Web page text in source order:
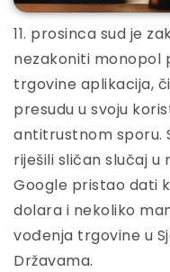
11. prosinca sud je
nezakoniti monopol
trgovine aplikacija,
presudu u svoju
antitrustnom sporu.
riješili sličan slučaj u
Google pristao dati
dolara i nekoliko
vođenja trgovine u
Državama.